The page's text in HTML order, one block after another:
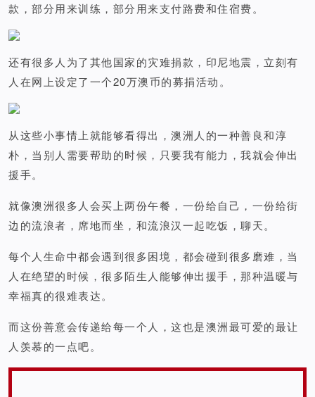
款，部分用来训练，部分用来支付路费和住宿费。
还有很多人为了其他国家的灾难捐款，印尼地震，立刻有
人在网上设定了一个20万澳币的募捐活动。
从这些小事情上就能够看得出，澳洲人的一种善良和淳
朴，当别人需要帮助的时候，只要我有能力，我就会伸出
援手。
就像澳洲很多人会买上两份午餐，一份给自己，一份给街
边的流浪者，席地而坐，和流浪汉一起吃饭，聊天。
每个人生命中都会遇到很多困境，都会碰到很多磨难，当
人在绝望的时候，很多陌生人能够伸出援手，那种温暖与
幸福真的很难表达。
而这份善意会传递给每一个人，这也是澳洲最可爱的最让
人羡慕的一点吧。